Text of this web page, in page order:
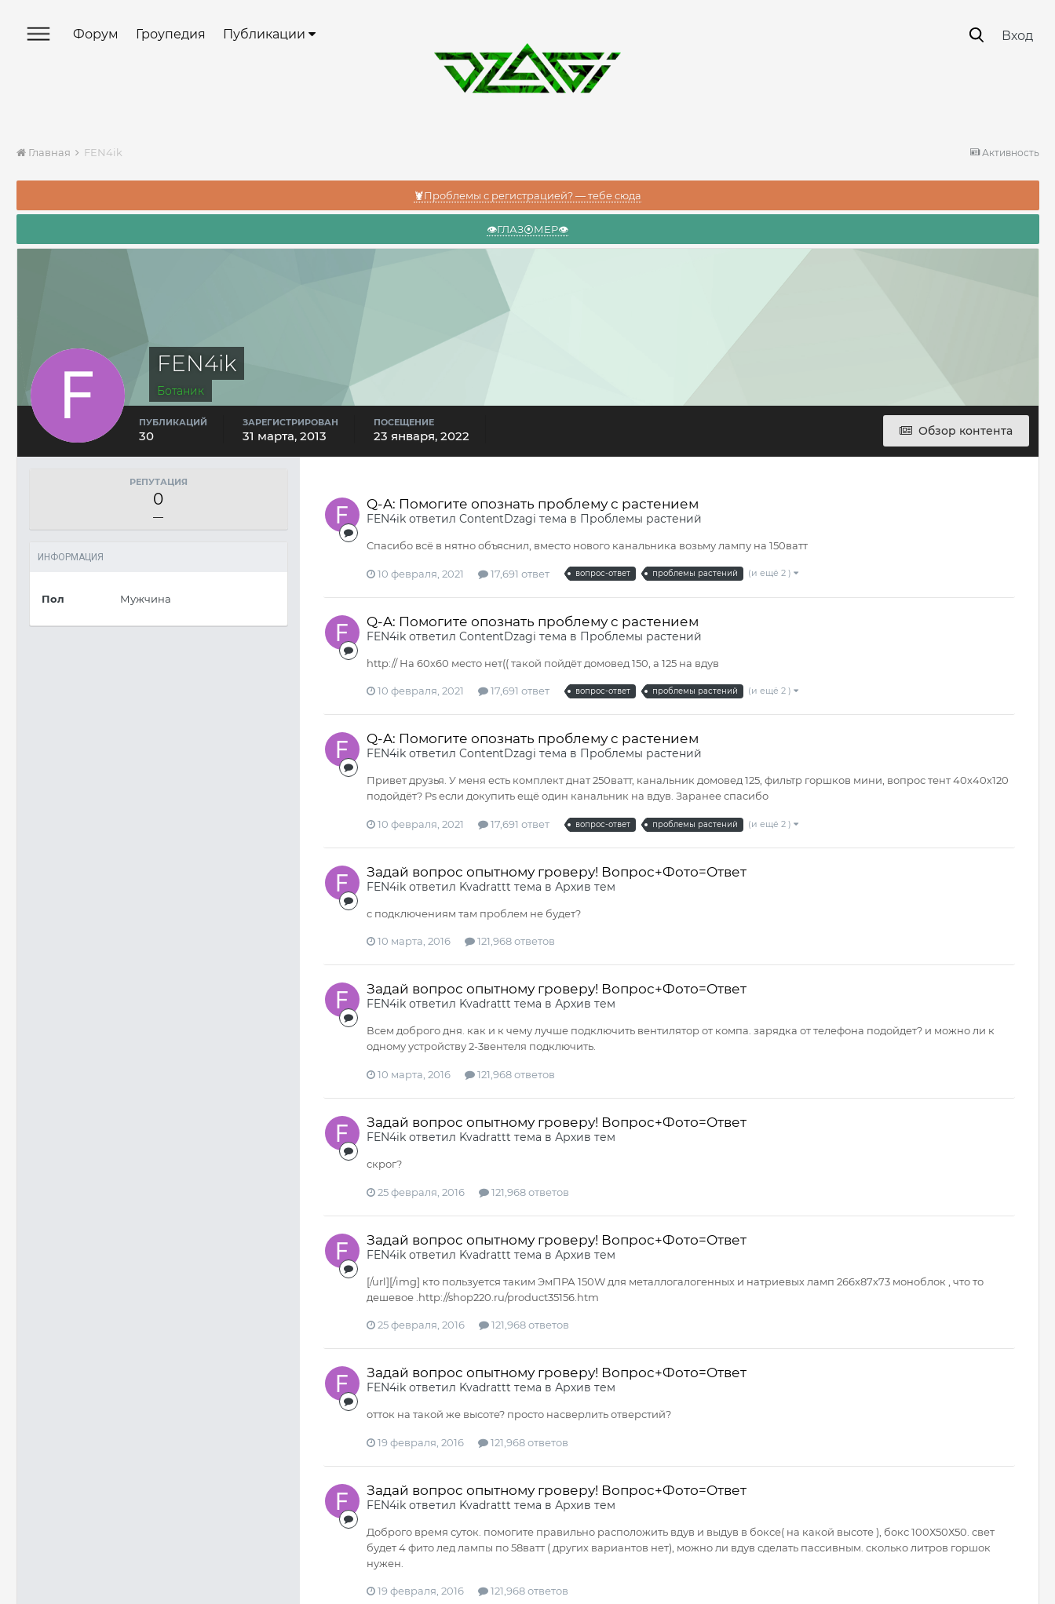
Форум Гроупедия Публикации Вход
Активность
Главная FEN4ik
🦞Проблемы с регистрацией? — тебе сюда
👁️ГЛАЗ⦿МЕР👁️
FEN4ik
Ботаник
Обзор контента
ПУБЛИКАЦИЙ
30
ЗАРЕГИСТРИРОВАН
31 марта, 2013
ПОСЕЩЕНИЕ
23 января, 2022
РЕПУТАЦИЯ
0
—
ИНФОРМАЦИЯ
Пол Мужчина
Q-A: Помогите опознать проблему с растением
FEN4ikответил ContentDzagi тема в Проблемы растений
Спасибо всё в нятно объяснил, вместо нового канальника возьму лампу на 150ватт
10 февраля, 2021 17,691 ответ вопрос-ответ проблемы растений (и ещё 2 )
Q-A: Помогите опознать проблему с растением
FEN4ikответил ContentDzagi тема в Проблемы растений
http:// На 60х60 место нет(( такой пойдёт домовед 150, а 125 на вдув
10 февраля, 2021 17,691 ответ вопрос-ответ проблемы растений (и ещё 2 )
Q-A: Помогите опознать проблему с растением
FEN4ikответил ContentDzagi тема в Проблемы растений
Привет друзья. У меня есть комплект днат 250ватт, канальник домовед 125, фильтр горшков мини, вопрос тент 40х40х120
подойдёт? Ps если докупить ещё один канальник на вдув. Заранее спасибо
10 февраля, 2021 17,691 ответ вопрос-ответ проблемы растений (и ещё 2 )
Задай вопрос опытному гроверу! Вопрос+Фото=Ответ
FEN4ikответил Kvadrattt тема в Архив тем
с подключениям там проблем не будет?
10 марта, 2016 121,968 ответов
Задай вопрос опытному гроверу! Вопрос+Фото=Ответ
FEN4ikответил Kvadrattt тема в Архив тем
Всем доброго дня. как и к чему лучше подключить вентилятор от компа. зарядка от телефона подойдет? и можно ли к
одному устройству 2-3вентеля подключить.
10 марта, 2016 121,968 ответов
Задай вопрос опытному гроверу! Вопрос+Фото=Ответ
FEN4ikответил Kvadrattt тема в Архив тем
скрог?
25 февраля, 2016 121,968 ответов
Задай вопрос опытному гроверу! Вопрос+Фото=Ответ
FEN4ikответил Kvadrattt тема в Архив тем
[/url][/img] кто пользуется таким ЭмПРА 150W для металлогалогенных и натриевых ламп 266x87x73 моноблок , что то
дешевое .http://shop220.ru/product35156.htm
25 февраля, 2016 121,968 ответов
Задай вопрос опытному гроверу! Вопрос+Фото=Ответ
FEN4ikответил Kvadrattt тема в Архив тем
отток на такой же высоте? просто насверлить отверстий?
19 февраля, 2016 121,968 ответов
Задай вопрос опытному гроверу! Вопрос+Фото=Ответ
FEN4ikответил Kvadrattt тема в Архив тем
Доброго время суток. помогите правильно расположить вдув и выдув в боксе( на какой высоте ), бокс 100Х50Х50. свет
будет 4 фито лед лампы по 58ватт ( других вариантов нет), можно ли вдув сделать пассивным. сколько литров горшок
нужен.
19 февраля, 2016 121,968 ответов